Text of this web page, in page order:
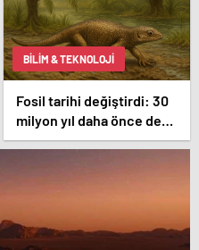
BILIM & TEKNOLOJI
Fosil tarihi değiştirdi: 30
milyon yıl daha önce de
yaşıyorlarmış